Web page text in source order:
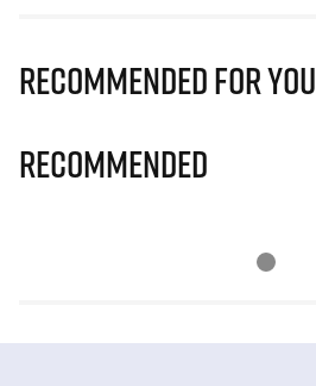
Recommended for you
Recommended